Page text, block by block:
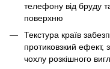
телефону від бруду
поверхню
Текстура країв
протиковзкий
чохлу розкішного